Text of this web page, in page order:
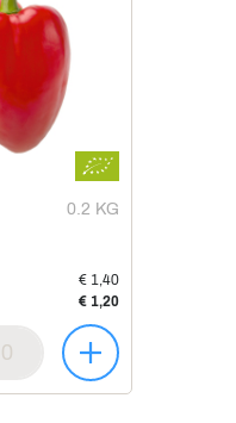
0.2 KG
€ 1,40
€ 1,20